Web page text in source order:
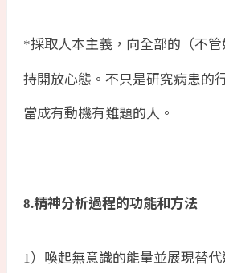
*採取人本主義，向全部的（不
持開放心態。不只是研究病患的
當成有動機有難題的人。
8.精神分析過程的功能和方法
1）喚起無意識的能量並展現替